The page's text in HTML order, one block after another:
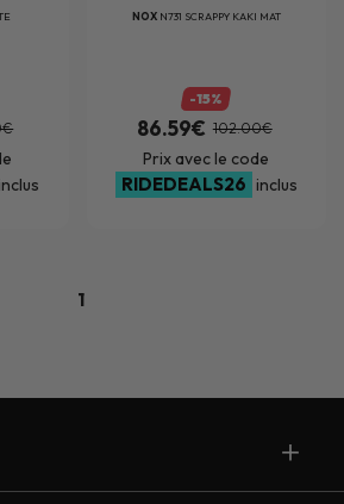
inclus
NOX N731 SCRAPPY KAKI MAT
-15%
86.59€ 102.00€
Prix avec le code
RIDEDEALS26 inclus
1